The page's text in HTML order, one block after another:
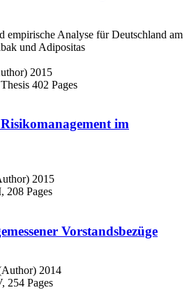
empirische Analyse für Deutschland am
und Adipositas
2015
402 Pages
im
2015
208 Pages
Vorstandsbezüge
2014
254 Pages